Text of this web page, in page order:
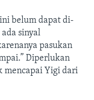
belum dapat di-
sinyal
pasukan
Diperlukan
mencapai Yigi dari